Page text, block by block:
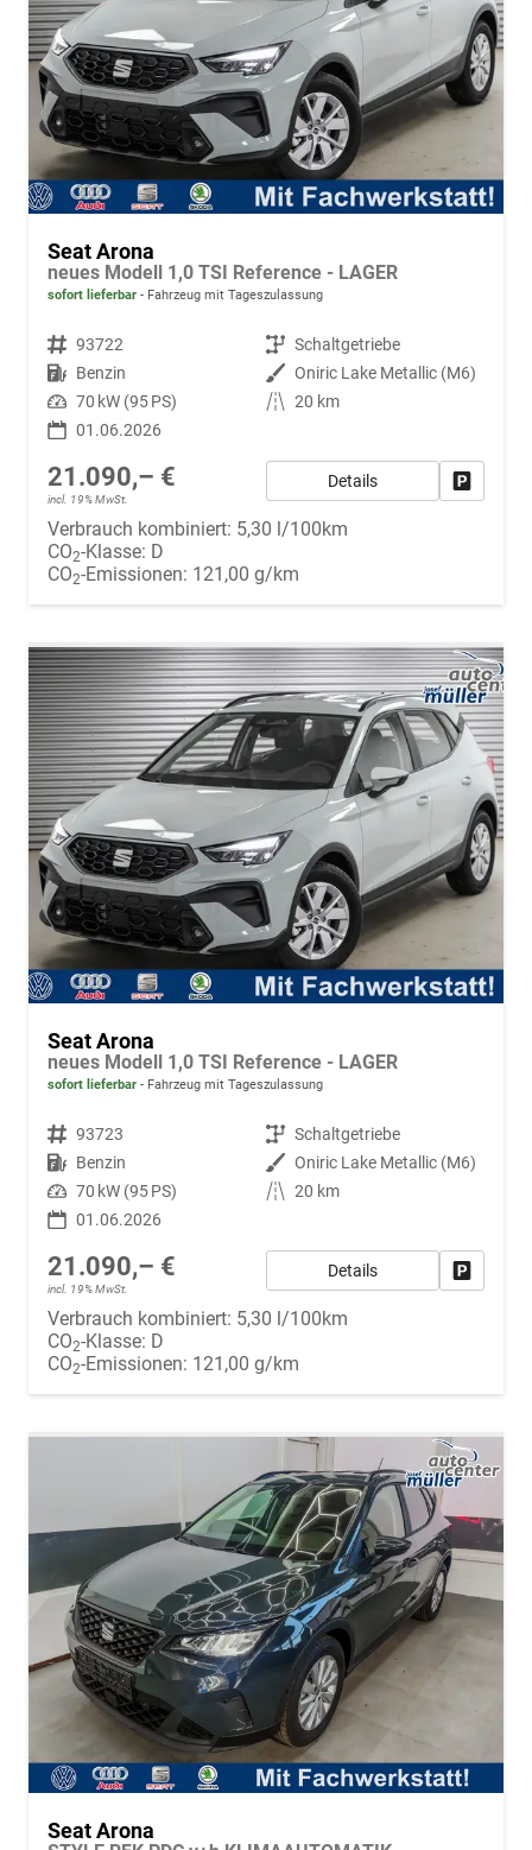
Seat Arona
neues Modell 1,0 TSI Reference - LAGER
sofort lieferbar Fahrzeug mit Tageszulassung
Fahrzeugnr. 93722 Getriebe Schaltgetriebe
Kraftstoff Benzin Außenfarbe Oniric Lake Metallic (M6)
Leistung 70 kW (95 PS) Kilometerstand 20 km
01.06.2026
21.090,– €
incl. 19% MwSt.
Details
Verbrauch kombiniert: 5,30 l/100km
CO2-Klasse: D
CO2-Emissionen: 121,00 g/km
Seat Arona
neues Modell 1,0 TSI Reference - LAGER
sofort lieferbar Fahrzeug mit Tageszulassung
Fahrzeugnr. 93723 Getriebe Schaltgetriebe
Kraftstoff Benzin Außenfarbe Oniric Lake Metallic (M6)
Leistung 70 kW (95 PS) Kilometerstand 20 km
01.06.2026
21.090,– €
incl. 19% MwSt.
Details
Verbrauch kombiniert: 5,30 l/100km
CO2-Klasse: D
CO2-Emissionen: 121,00 g/km
Seat Arona